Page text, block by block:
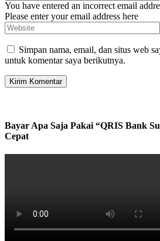
You have entered an incorrect email
Please enter your email address here
Simpan nama, email, dan situs web
untuk komentar saya berikutnya.
Bayar Apa Saja Pakai “QRIS Bank
Cepat